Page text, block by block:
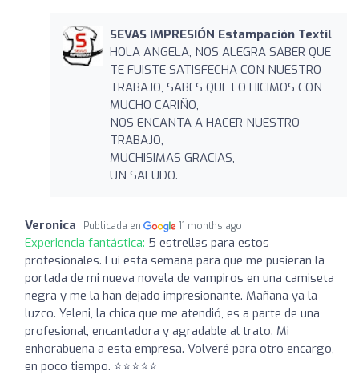
SEVAS IMPRESIÓN Estampación Textil
HOLA ANGELA, NOS ALEGRA SABER QUE
TE FUISTE SATISFECHA CON NUESTRO
TRABAJO, SABES QUE LO HICIMOS CON
MUCHO CARIÑO,
NOS ENCANTA A HACER NUESTRO
TRABAJO,
MUCHISIMAS GRACIAS,
UN SALUDO.
Veronica Publicada en 11 months ago
Experiencia fantástica: 5 estrellas para estos
profesionales. Fui esta semana para que me pusieran la
portada de mi nueva novela de vampiros en una camiseta
negra y me la han dejado impresionante. Mañana ya la
luzco. Yeleni, la chica que me atendió, es a parte de una
profesional, encantadora y agradable al trato. Mi
enhorabuena a esta empresa. Volveré para otro encargo,
en poco tiempo. ⭐⭐⭐⭐⭐